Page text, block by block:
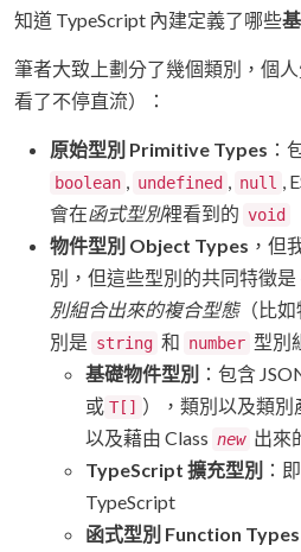
知道 TypeScript 內建定義了哪些
筆者大致上劃分了幾個類別，個
看了不停直流）：
原始型別 Primitive Types ：
boolean undefined null ,
會在函式型別裡看到的 void
物件型別 Object Types ，但
別，但這些型別的共同特徵
別組合出來的複合型態（比如
別是 string 和 number 型別
基礎物件型別 ：包含
或 T[] ），類別以及類別
以及藉由 Class new 出來
TypeScript 擴充型別 ：
TypeScript
函式型別 Function Types